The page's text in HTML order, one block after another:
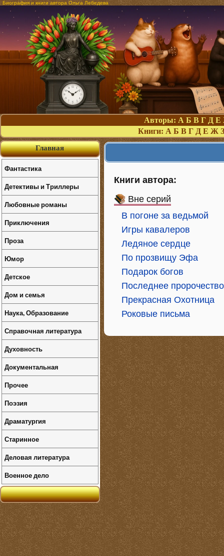
Биография и книги автора Ольга Лебедева
Авторы: А Б В Г Д Е
Книги: А Б В Г Д Е Ж З
Книги автора:
Вне серий
В погоне за ведьмой
Игры кавалеров
Ледяное сердце
По прозвищу Эфа
Подарок богов
Последнее
Прекрасная Охотница
Роковые письма
Главная
Фантастика
Детективы и Триллеры
Любовные романы
Приключения
Проза
Юмор
Детское
Дом и семья
Наука, Образование
Справочная литература
Духовность
Документальная
Прочее
Поэзия
Драматургия
Старинное
Деловая литература
Военное дело